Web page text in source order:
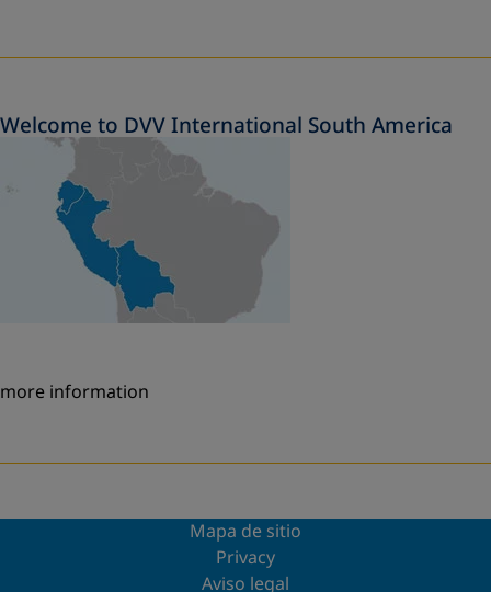
Welcome to DVV International South America
more information
Mapa de sitio
Privacy
Aviso legal